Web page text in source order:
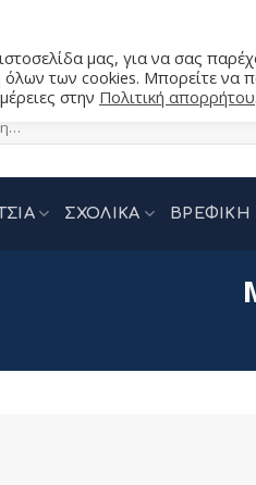
ΣΧΟΛΙΚΑ ΒΡΕΦΙΚΗ
μας, για να σας
των cookies. Μπορείτε να
στην Πολιτική απορρήτου.